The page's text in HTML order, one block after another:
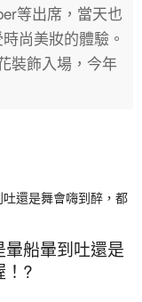
等出席，當天也
尚美妝的體驗。
裝飾入場，今年
船暈到吐還是
！?